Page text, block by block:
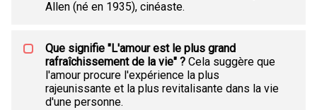
Allen (né en 1935), cinéaste.
Que signifie "L'amour est le plus grand
rafraîchissement de la vie" ? Cela suggère que
l'amour procure l'expérience la plus
rajeunissante et la plus revitalisante dans la vie
d'une personne.